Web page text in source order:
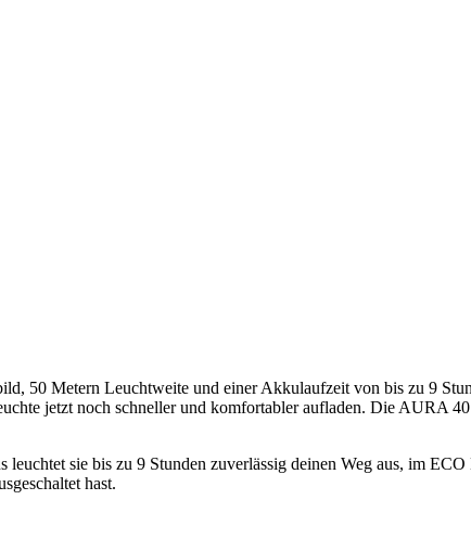
50 Metern Leuchtweite und einer Akkulaufzeit von bis zu 9
jetzt noch schneller und komfortabler aufladen. Die AURA
sie bis zu 9 Stunden zuverlässig deinen Weg aus, im
hast.